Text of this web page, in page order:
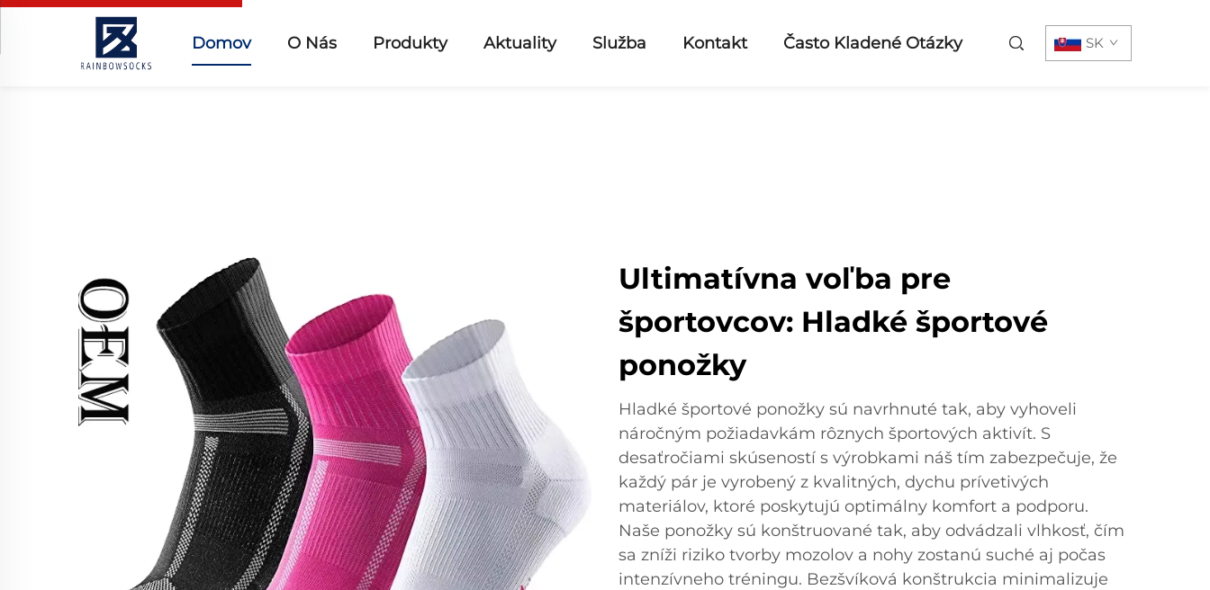
Domov O Nás Produkty Aktuality Služba Kontakt Často Kladené Otázky SK
Ultimatívna voľba pre
športovcov: Hladké športové
ponožky
Hladké športové ponožky sú navrhnuté tak, aby vyhoveli
náročným požiadavkám rôznych športových aktivít. S
desaťročiami skúseností s výrobkami náš tím zabezpečuje, že
každý pár je vyrobený z kvalitných, dychu prívetivých
materiálov, ktoré poskytujú optimálny komfort a podporu.
Naše ponožky sú konštruované tak, aby odvádzali vlhkosť, čím
sa zníži riziko tvorby mozolov a nohy zostanú suché aj počas
intenzívneho tréningu. Bezšvíková konštrukcia minimalizuje